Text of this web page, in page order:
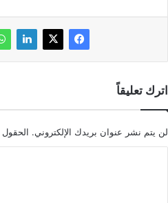
اترك تعليقاً
لن يتم نشر عنوان بريدك الإلكتروني. الحقول